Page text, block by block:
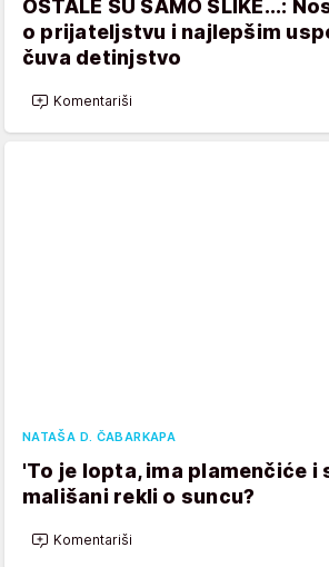
OSTALE SU SAMO SLIKE...:
o prijateljstvu i najlepšim
čuva detinjstvo
Komentariši
NATAŠA D. ČABARKAPA
'To je lopta, ima plamenčiće i
mališani rekli o suncu?
Komentariši